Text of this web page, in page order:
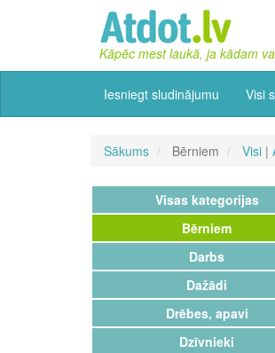
Kāpēc mest laukā, ja kādam
Iesniegt sludinājumu Visi
Sākums Bērniem Visi |
Visas kategorijas
Bērniem
Darbs
Dažādi
Drēbes, apavi
Dzīvnieki